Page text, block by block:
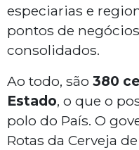
especiarias e
pontos de
consolidados.
Ao todo, são 380
Estado, o que o
polo do País. O
Rotas da Cerveja